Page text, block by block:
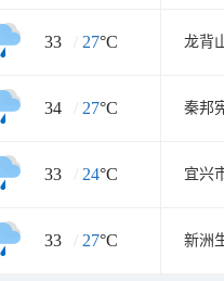
33 / 27°C 龙背
34 / 27°C 秦邦
33 / 24°C 宜兴
33 / 27°C 新洲